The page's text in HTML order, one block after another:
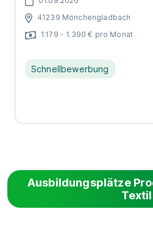
41239 Mönchengladbach
1.179 - 1.390 € pro Monat
Schnellbewerbung
Ausbildungsplätze
Textil